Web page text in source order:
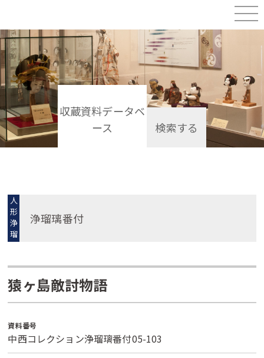
収蔵資料データベ
ース
検索する
人
形
浄
瑠
璃
浄瑠璃番付
猿ヶ島敵討物語
資料番号
中西コレクション浄瑠璃番付05-103